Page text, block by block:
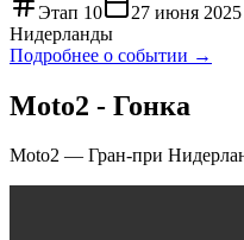
Этап 10 27 июня 2025
Нидерланды
Подробнее о событии →
Moto2 - Гонка
Moto2 — Гран-при